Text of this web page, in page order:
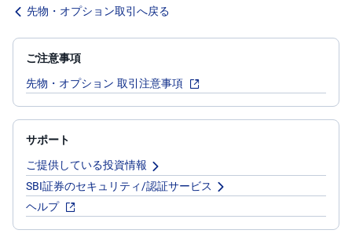
先物・オプション取引へ戻る
ご注意事項
先物・オプション 取引注意事項
サポート
ご提供している投資情報
SBI証券のセキュリティ/認証サービス
ヘルプ